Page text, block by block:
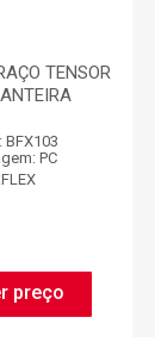
TENSOR
PC
preço